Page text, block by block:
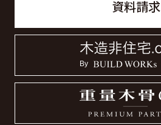
資料請求